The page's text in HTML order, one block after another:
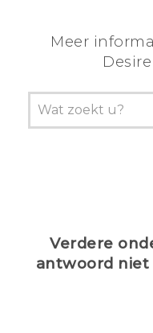
Meer
Verdere
antwoord